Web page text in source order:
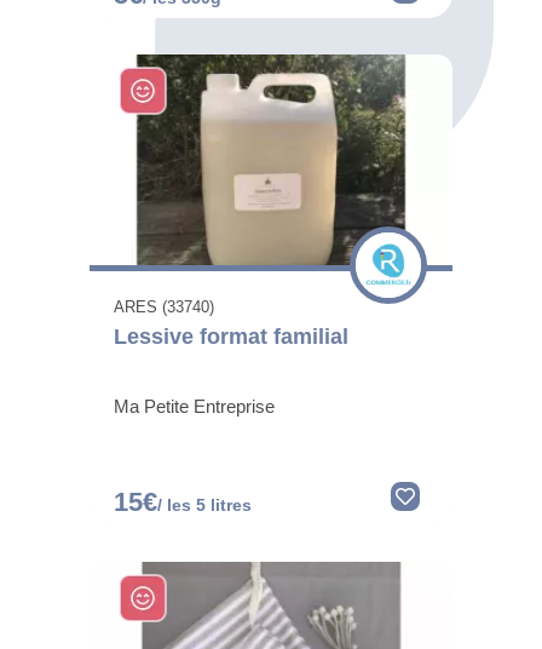
ARES (33740)
Lessive format familial
Ma Petite Entreprise
15€/ les 5 litres